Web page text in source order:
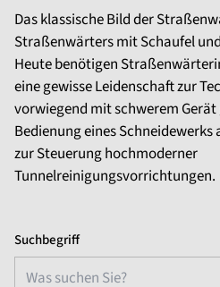
Das klassische Bild der
Straßenwärters mit Schaufel
Heute benötigen
eine gewisse Leidenschaft zur
vorwiegend mit schwerem
Bedienung eines Schneidewerks
zur Steuerung hochmoderner
Tunnelreinigungsvorrichtungen.
Suchbegriff